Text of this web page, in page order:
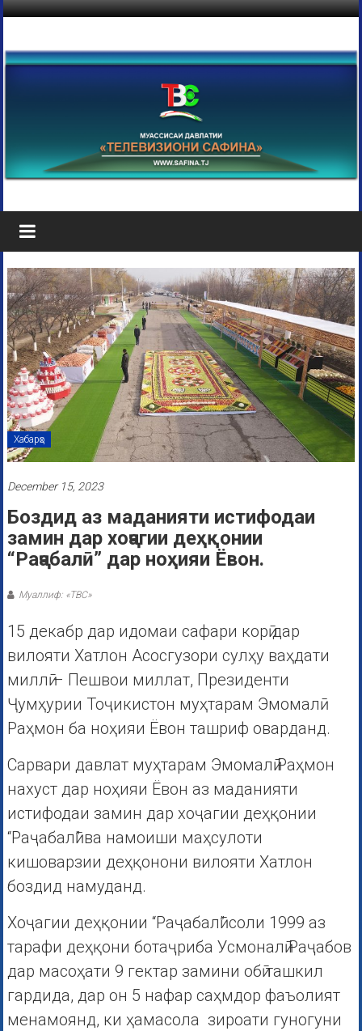
Хабарҳо
December 15, 2023
Боздид аз маданияти истифодаи
замин дар хоҷагии деҳқонии
“Раҷабалӣ” дар ноҳияи Ёвон.
Муаллиф: «ТВС»
15 декабр дар идомаи сафари корӣ дар
вилояти Хатлон Асосгузори сулҳу ваҳдати
миллӣ – Пешвои миллат, Президенти
Ҷумҳурии Тоҷикистон муҳтарам Эмомалӣ
Раҳмон ба ноҳияи Ёвон ташриф оварданд.
Сарвари давлат муҳтарам Эмомалӣ Раҳмон
нахуст дар ноҳияи Ёвон аз маданияти
истифодаи замин дар хоҷагии деҳқонии
“Раҷабалӣ” ва намоиши маҳсулоти
кишоварзии деҳқонони вилояти Хатлон
боздид намуданд.
Хоҷагии деҳқонии “Раҷабалӣ” соли 1999 аз
тарафи деҳқони ботаҷриба Усмоналӣ Раҷабов
дар масоҳати 9 гектар замини обӣ ташкил
гардида, дар он 5 нафар саҳмдор фаъолият
менамоянд, ки ҳамасола зироати гуногуни